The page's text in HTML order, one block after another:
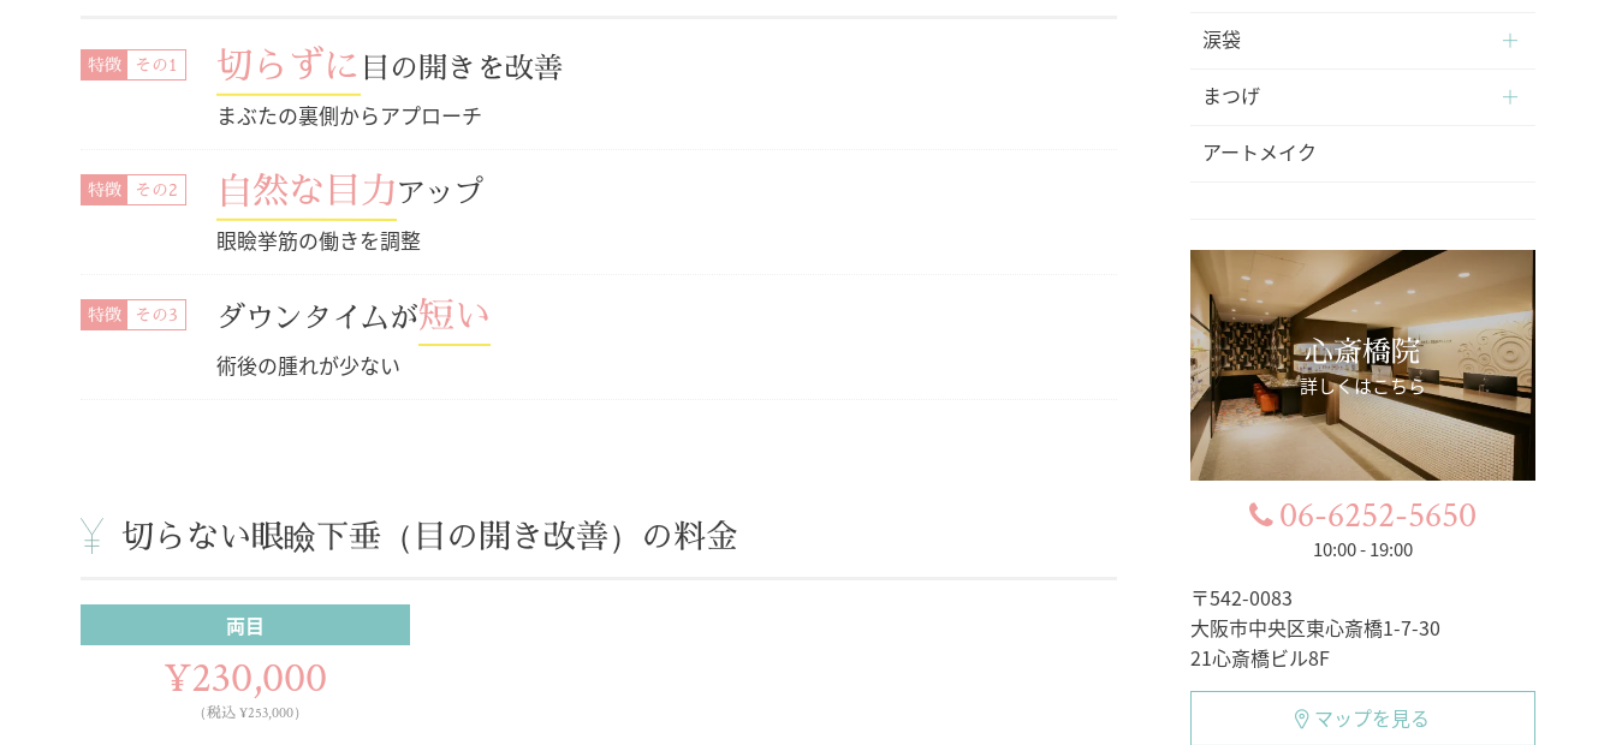
特徴 切らずに目の開きを改善
まぶたの裏側からアプローチ
特徴 自然な目力アップ
眼瞼挙筋の働きを調整
特徴 ダウンタイムが短い
術後の腫れが少ない
切らない眼瞼下垂（目の開き改善）の料金
両目
¥230,000
（税込 ¥253,000）
涙袋
まつげ
アートメイク
心斎橋院
詳しくはこちら
06-6252-5650
10:00 - 19:00
〒542-0083
大阪市中央区東心斎橋1-7-30
21心斎橋ビル8F
マップを見る